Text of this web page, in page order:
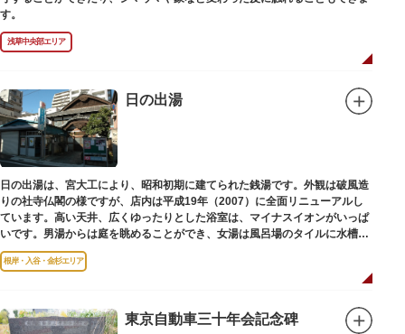
す。
浅草中央部エリア
日の出湯
日の出湯は、宮大工により、昭和初期に建てられた銭湯です。外観は破風造
りの社寺仏閣の様ですが、店内は平成19年（2007）に全面リニューアルし
ています。高い天井、広くゆったりとした浴室は、マイナスイオンがいっぱ
いです。男湯からは庭を眺めることができ、女湯は風呂場のタイルに水槽が
はめ込まれ、可愛い金魚が泳いでいます。
根岸・入谷・金杉エリア
東京自動車三十年会記念碑